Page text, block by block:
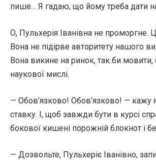
пише… Я гадаю, що йому треба дати
О, Пульхерія Іванівна не проморгне.
Вона не підірве авторитету нашого
Вона викине на ринок, так би мовити,
наукової мислі.
— Обов’язково! Обов’язково! —
ставку. І, щоб завжди бути в курсі
бокової кишені порожній блокнот і
— Дозвольте, Пульхеріє Іванівно,